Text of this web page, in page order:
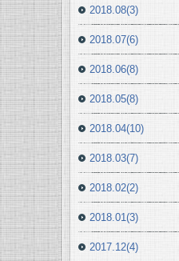
2018.08(3)
2018.07(6)
2018.06(8)
2018.05(8)
2018.04(10)
2018.03(7)
2018.02(2)
2018.01(3)
2017.12(4)